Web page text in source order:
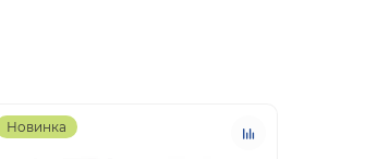
Новинка